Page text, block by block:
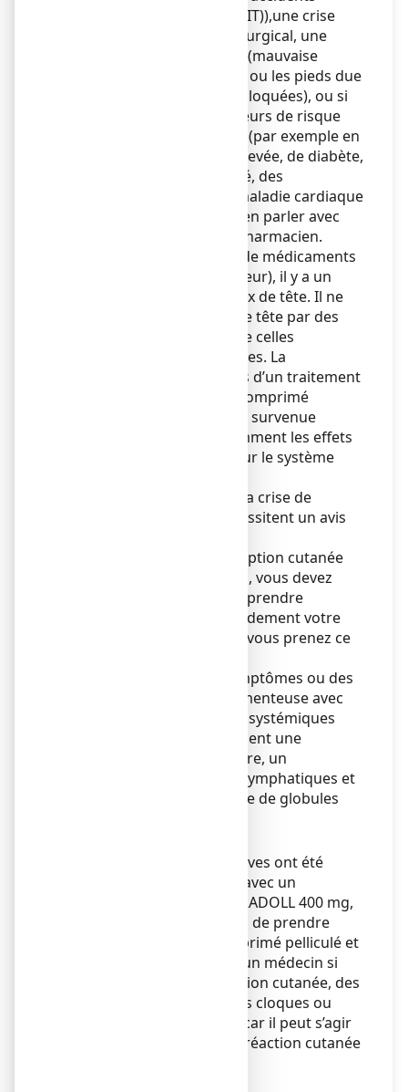
ischémiques transitoires (AIT)),une crise
cardiaque, un pontage chirurgical, une
artériopathie périphérique (mauvaise
circulation dans les jambes ou les pieds due
à des artères rétrécies ou bloquées), ou si
vous pensez avoir des facteurs de risque
pour ce type de pathologie (par exemple en
cas de pression artérielle élevée, de diabète,
de taux de cholestérol élevé, des
antécédents familiaux de maladie cardiaque
ou si vous fumez), veuillez en parler avec
votre médecin ou à votre pharmacien.
En cas de prise prolongée de médicaments
antalgiques (contre la douleur), il y a un
risque de survenue de maux de tête. Il ne
faut pas traiter ces maux de tête par des
doses plus importantes que celles
recommandées d’antalgiques. La
consommation d’alcool lors d’un traitement
par IBUPRADOLL 400 mg, comprimé
pelliculé peut augmenter la survenue
d’effets indésirables (notamment les effets
sur le système digestif et sur le système
Le diagnostic et le suivi de la crise de
migraine chez l’enfant nécessitent un avis
Si vous développez une éruption cutanée
ou des symptômes cutanés, vous devez
arrêter immédiatement de prendre
l’ibuprofène, consulter rapidement votre
médecin et le prévenir que vous prenez ce
Si vous développez des symptômes ou des
signes de réaction médicamenteuse avec
éosinophilie et symptômes systémiques
(syndrome DRESS) qui incluent une
éruption cutanée, de la fièvre, un
gonflement des ganglions lymphatiques et
une augmentation d’un type de globules
Des réactions cutanées graves ont été
rapportées en association avec un
traitement à base de IBUPRADOLL 400 mg,
comprimé pelliculé. Arrêtez de prendre
IBUPRADOLL 400 mg, comprimé pelliculé et
consulter immédiatement un médecin si
vous développez une éruption cutanée, des
lésions des muqueuses, des cloques ou
tout autre signe d’allergie, car il peut s’agir
des premiers signes d’une réaction cutanée